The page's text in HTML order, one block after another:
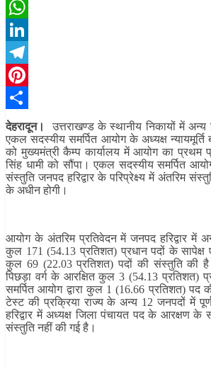
X
WhatsApp
LinkedIn
Telegram
Pinterest
Share
देहरादून।
उत्तराखण्ड के स्थानीय निकायों में अन्य
एकल सदस्यीय समर्पित आयोग के अध्यक्ष न्यायमूर्ति
को मुख्यमंत्री कैम्प कार्यालय में आयोग का प्रथम
सिंह धामी को सौंपा। एकल सदस्यीय समर्पित
संस्तुति जनपद हरिद्वार के परिप्रेक्ष्य में अंतरिम
के अधीन होगी।
आयोग के अंतरिम प्रतिवेदन में जनपद हरिद्वार में
कुल 171 (54.13 प्रतिशत) प्रधान पदों के सापेक्ष
कुल 69 (22.03 प्रतिशत) पदों की संस्तुति की
पिछड़ा वर्ग के आरक्षित कुल 3 (54.13 प्रतिशत)
समर्पित आयोग द्वारा कुल 1 (16.66 प्रतिशत) पद
टेस्ट की प्रक्रिया राज्य के अन्य 12 जनपदों में
हरिद्वार में अध्यक्ष जिला पंचायत पद के आरक्षण के
संस्तुति नहीं की गई है।